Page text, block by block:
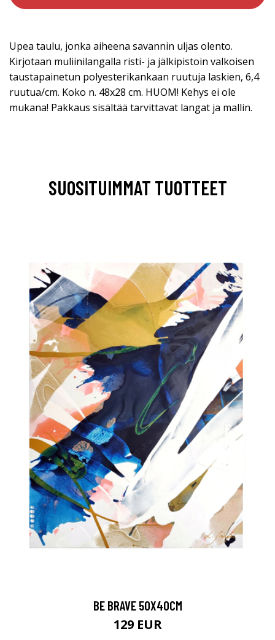
Upea taulu, jonka aiheena savannin uljas olento.
Kirjotaan muliinilangalla risti- ja jälkipistoin valkoisen
taustapainetun polyesterikankaan ruutuja laskien, 6,4
ruutua/cm. Koko n. 48x28 cm. HUOM! Kehys ei ole
mukana! Pakkaus sisältää tarvittavat langat ja mallin.
SUOSITUIMMAT TUOTTEET
BE BRAVE 50X40CM
129 EUR